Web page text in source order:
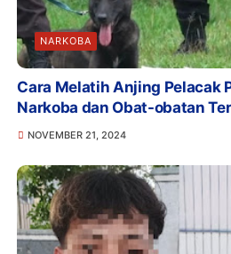
NARKOBA
Cara Melatih Anjing Pelacak
Narkoba dan Obat-obatan
NOVEMBER 21, 2024